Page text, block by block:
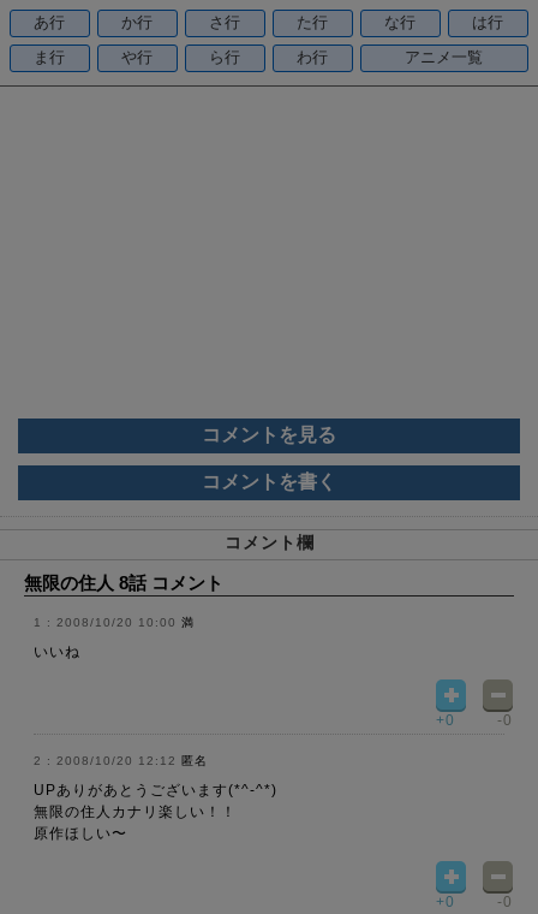
o
o
k
あ行 か行 さ行 た行 な行
は行
ま行
や行 ら行 わ行 アニメ一覧
コメントを見る
コメントを書く
コメント欄
無限の住人 8話 コメント
2008/10/20 10:00 満
いいね
+0 -0
2008/10/20 12:12 匿名
UPありがあとうございます(*^-^*)
無限の住人カナリ楽しい！！
原作ほしい〜
+0 -0